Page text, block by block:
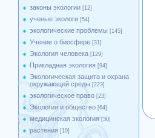
законы экологии [12]
ученые экологи [54]
экологические проблемы [145]
Учение о биосфере [31]
Экология человека [129]
Прикладная экология [94]
Экологическая защита и охрана
окружающей среды [223]
экологическое право [23]
Экология и общество [64]
медицинская экология [30]
растения [19]